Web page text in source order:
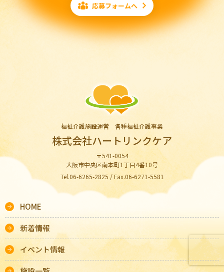
応募フォームへ
福祉介護施設運営 各種福祉介護事業
株式会社ハートリンクケア
〒541-0054
大阪市中央区南本町1丁目4番10号
Tel.06-6265-2825 / Fax.06-6271-5581
HOME
新着情報
イベント情報